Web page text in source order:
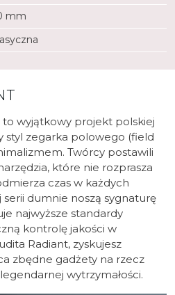
mm
wyjątkowy projekt polskiej
styl zegarka polowego (field
Twórcy postawili
które nie rozprasza
czas w każdych
dumnie noszą sygnaturę
najwyższe standardy
kontrolę jakości w
Radiant, zyskujesz
zbędne gadżety na rzecz
wytrzymałości.